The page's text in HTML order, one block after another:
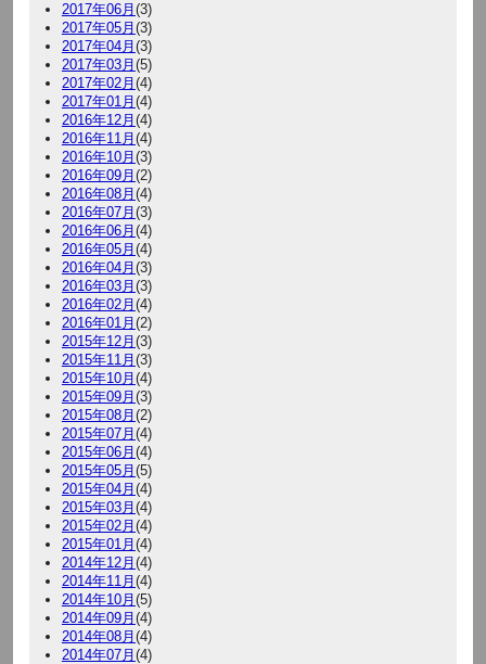
2017年06月 (3)
2017年05月 (3)
2017年04月 (3)
2017年03月 (5)
2017年02月 (4)
2017年01月 (4)
2016年12月 (4)
2016年11月 (4)
2016年10月 (3)
2016年09月 (2)
2016年08月 (4)
2016年07月 (3)
2016年06月 (4)
2016年05月 (4)
2016年04月 (3)
2016年03月 (3)
2016年02月 (4)
2016年01月 (2)
2015年12月 (3)
2015年11月 (3)
2015年10月 (4)
2015年09月 (3)
2015年08月 (2)
2015年07月 (4)
2015年06月 (4)
2015年05月 (5)
2015年04月 (4)
2015年03月 (4)
2015年02月 (4)
2015年01月 (4)
2014年12月 (4)
2014年11月 (4)
2014年10月 (5)
2014年09月 (4)
2014年08月 (4)
2014年07月 (4)